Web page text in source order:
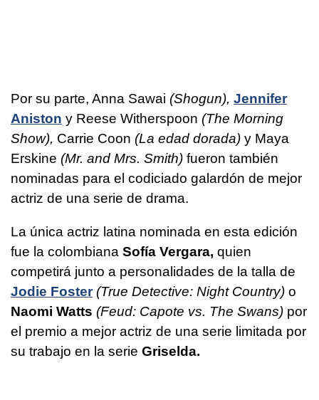
Por su parte, Anna Sawai (Shogun), Jennifer
Aniston y Reese Witherspoon (The Morning
Show), Carrie Coon (La edad dorada) y Maya
Erskine (Mr. and Mrs. Smith) fueron también
nominadas para el codiciado galardón de mejor
actriz de una serie de drama.
La única actriz latina nominada en esta edición
fue la colombiana Sofía Vergara, quien
competirá junto a personalidades de la talla de
Jodie Foster (True Detective: Night Country) o
Naomi Watts (Feud: Capote vs. The Swans) por
el premio a mejor actriz de una serie limitada por
su trabajo en la serie Griselda.